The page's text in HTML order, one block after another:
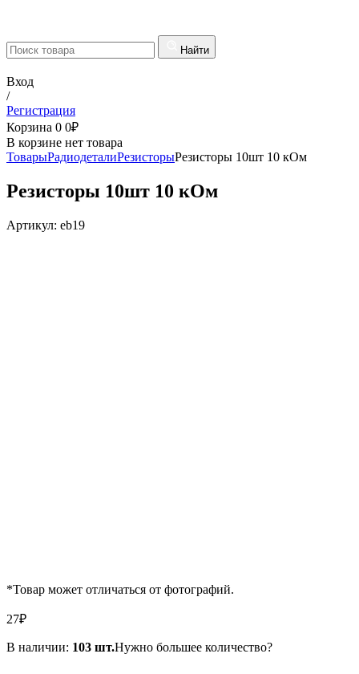
Найти
Вход
/
Регистрация
Корзина 0 0₽
В корзине нет товара
ТоварыРадиодеталиРезисторыРезисторы 10шт 10 кОм
Резисторы 10шт 10 кОм
Артикул: eb19
*Товар может отличаться от фотографий.
27₽
В наличии: 103 шт.Нужно большее количество?